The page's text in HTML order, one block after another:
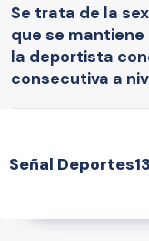
Se trata de la
que se
la deportista
consecutiva a
Señal Deportes13